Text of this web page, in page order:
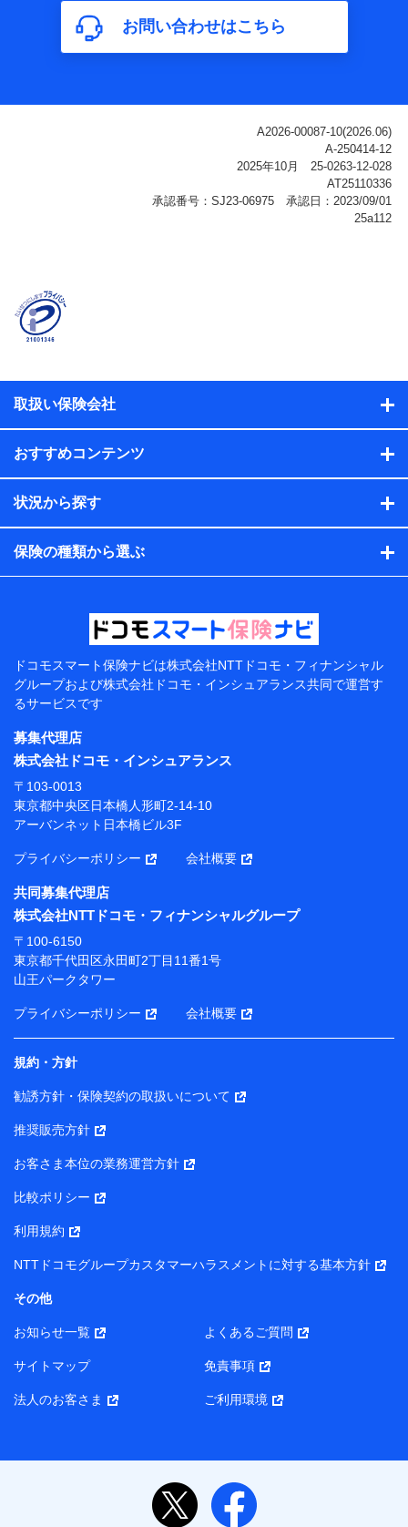
構成、住所、dポイント残高、dポイント利用履歴などが
含まれます。
利用情報
ご契約状態・ご利用履歴インターネット利用時の行動に
関する情報、アプリケーション利用時の行動に関する情
報、購入されたサービスや商品の名称・購入場所・決済
に関する情報、アンケートの回答に関する情報などが含
名、住所、生年月日、性別、保険契約者と被保険者の関
係、保険加入の目的、保険商品の内容、保険料、保険料
のお支払方法、車のメーカーや走行距離などの情報、建
ル内容や送信履歴の情報及び保険の更改案内等を提供し
保険契約情報
当社または株式会社NTTドコモ・フィナンシャルグルー
プが取得し、又は保有する保険契約に関する情報。例と
して、保険契約者及び被保険者の氏名、住所、生年月
日、性別、保険契約者と被保険者の関係、保険加入の目
的、保険商品の内容、保険料、保険料のお支払方法、車
のメーカーや走行距離などの情報、建物の構造や築年数
などの情報、ペットの種類や年齢などの情報などが含ま
提供当事者から受領当事者が個人データを取得する方法
電子的・電磁的方法等
【共同して利用する者の範囲】
当社
株式会社NTTドコモ・フィナンシャルグループ
【利用目的】
当社または株式会社NTTドコモ・フィナンシャルグルー
プが提供する保険関連サービスにおけるユーザー登録受
付および管理のため
当社または株式会社NTTドコモ・フィナンシャルグルー
携会社の保険その他に関する情報を提供するため、また
維持管理等の委託業務遂行のため、またそれらに付帯、
関連する当社または株式会社NTTドコモ・フィナンシャ
ルグループおよび提携会社のサービスを案内、提供する
ため
（各サービスで取得したサービス利用履歴、ウェブサイ
トの閲覧履歴、購買履歴、ご契約内容等のパーソナルデ
ータを分析して、お客さまの趣味・嗜好・傾向に応じた
サービス・商品等に関するご提案や広告の配信等を行う
ことがあります。）
各種セミナーの開催のため
コンサルティングサービスの実施のため
アンケートやキャンペーン等の実施のため
上記に係る案内・手続き・管理等付帯業務を行うため
所・代表者名】
り）
株式会社NTTドコモ・フィナンシャルグループ 代表取締役
社長 廣井 孝史
東京都中央区日本橋人形町2-14-10 アーバンネット日本橋
株式会社ドコモ・インシュアランス 代表取締役社長 吉
村 忠義
また当社は、オンライン面談による保険のご相談にあたっ
氏名、生年月日、住所、メールアドレス、電話番号、個
お問い合わせはこちら
取扱い保険会社
おすすめコンテンツ
状況から探す
保険の種類から選ぶ
ドコモスマート保険ナビは株式会社NTTドコモ・フィナンシャル
グループおよび株式会社ドコモ・インシュアランス共同で運営す
るサービスです
募集代理店
株式会社ドコモ・インシュアランス
〒103-0013
東京都中央区日本橋人形町2-14-10
アーバンネット日本橋ビル3F
プライバシーポリシー 会社概要
共同募集代理店
株式会社NTTドコモ・フィナンシャルグループ
〒100-6150
東京都千代田区永田町2丁目11番1号
山王パークタワー
プライバシーポリシー 会社概要
規約・方針
勧誘方針・保険契約の取扱いについて
推奨販売方針
お客さま本位の業務運営方針
比較ポリシー
利用規約
NTTドコモグループカスタマーハラスメントに対する基本方針
その他
お知らせ一覧 よくあるご質問
サイトマップ 免責事項
法人のお客さま ご利用環境